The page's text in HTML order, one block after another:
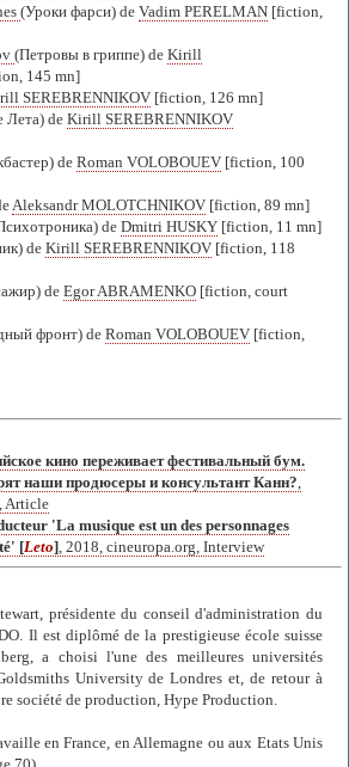
(Уроки фарси) de Vadim PERELMAN [fiction,
(Петровы в гриппе) de Kirill
145 mn]
SEREBRENNIKOV [fiction, 126 mn]
Лета) de Kirill SEREBRENNIKOV
de Roman VOLOBOUEV [fiction, 100
Aleksandr MOLOTCHNIKOV [fiction, 89 mn]
de Dmitri HUSKY [fiction, 11 mn]
de Kirill SEREBRENNIKOV [fiction, 118
de Egor ABRAMENKO [fiction, court
фронт) de Roman VOLOBOUEV [fiction,
кино переживает фестивальный бум.
наши продюсеры и консультант Канн?
Article
'La musique est un des personnages
[Leto] , 2018, cineuropa.org, Interview
présidente du conseil d'administration du
Il est diplômé de la prestigieuse école suisse
a choisi l'une des meilleures universités
University de Londres et, de retour à
société de production, Hype Production.
en France, en Allemagne ou aux Etats Unis